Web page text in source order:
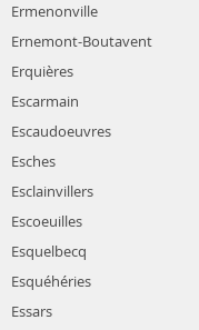
Ermenonville
Ernemont-Boutavent
Erquières
Escarmain
Escaudoeuvres
Esches
Esclainvillers
Escoeuilles
Esquelbecq
Esquéhéries
Essars